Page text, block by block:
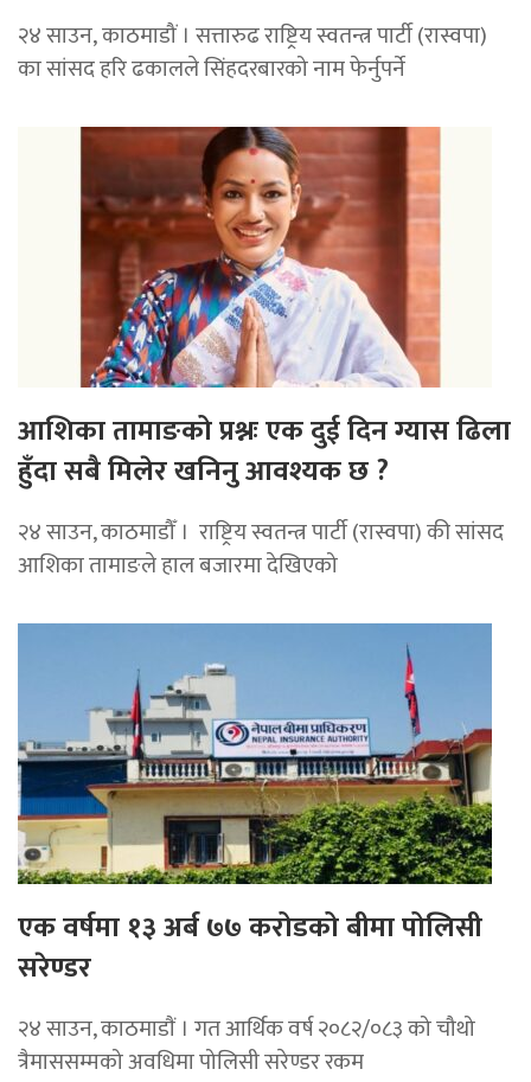
२४ साउन, काठमाडौं । सत्तारुढ राष्ट्रिय स्वतन्त्र पार्टी (रास्वपा)
का सांसद हरि ढकालले सिंहदरबारको नाम फेर्नुपर्ने
आशिका तामाङको प्रश्नः एक दुई दिन ग्यास ढिला
हुँदा सबै मिलेर खनिनु आवश्यक छ ?
२४ साउन, काठमाडौँ । राष्ट्रिय स्वतन्त्र पार्टी (रास्वपा) की सांसद
आशिका तामाङले हाल बजारमा देखिएको
एक वर्षमा १३ अर्ब ७७ करोडको बीमा पोलिसी
सरेण्डर
२४ साउन, काठमाडाैं । गत आर्थिक वर्ष २०८२/०८३ को चौथो
त्रैमाससम्मको अवधिमा पोलिसी सरेण्डर रकम